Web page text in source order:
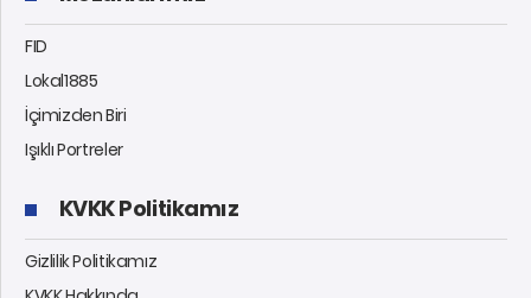
FID
Lokal1885
İçimizden Biri
Işıklı Portreler
KVKK Politikamız
Gizlilik Politikamız